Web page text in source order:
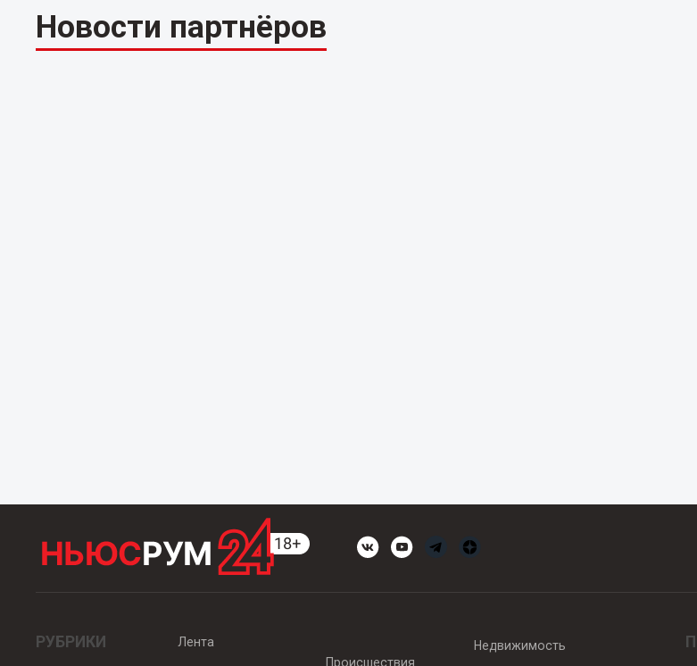
Новости партнёров
РУБРИКИ
Лента
Происшествия
Недвижимость